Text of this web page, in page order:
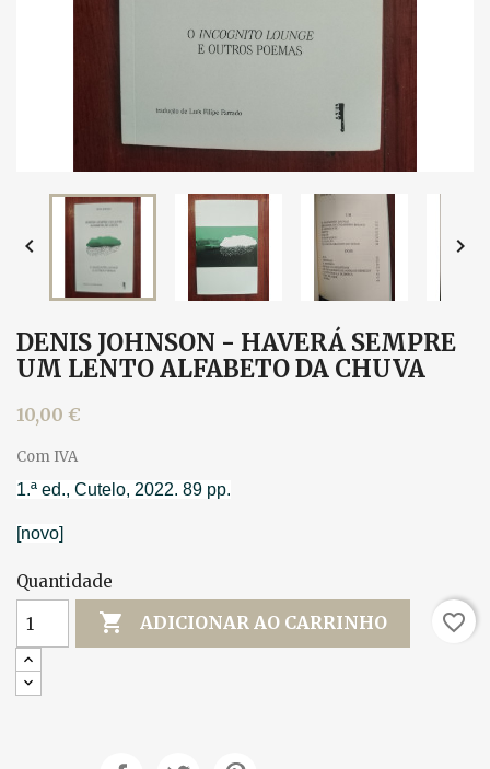
 
DENIS JOHNSON - HAVERÁ SEMPRE
UM LENTO ALFABETO DA CHUVA
10,00 €
Com IVA
1.ª ed., Cutelo, 2022. 89 pp.
[novo]
Quantidade
 ADICIONAR AO CARRINHO favorite_border